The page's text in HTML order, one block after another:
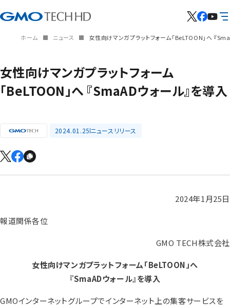
ホーム ニュース 女性向けマンガプラットフォーム「BeLTOON」へ 『
女性向けマンガプラットフォーム
「BeLTOON」へ 『SmaADウォール』を導入
2024.01.25ニュースリリース
2024年1月25日
報道関係各位
GMO TECH株式会社
女性向けマンガプラットフォーム「BeLTOON」へ
『SmaADウォール』を導入
GMOインターネットグループでインターネット上の集客サービスを